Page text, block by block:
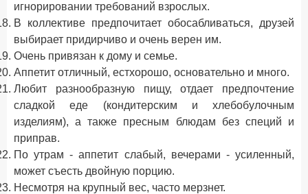
игнорировании требований взрослых.
В коллективе предпочитает обосабливаться, друзей
выбирает придирчиво и очень верен им.
Очень привязан к дому и семье.
Аппетит отличный, естхорошо, основательно и много.
Любит разнообразную пищу, отдает предпочтение
сладкой еде (кондитерским и хлебобулочным
изделиям), а также пресным блюдам без специй и
приправ.
По утрам - аппетит слабый, вечерами - усиленный,
может съесть двойную порцию.
Несмотря на крупный вес, часто мерзнет.